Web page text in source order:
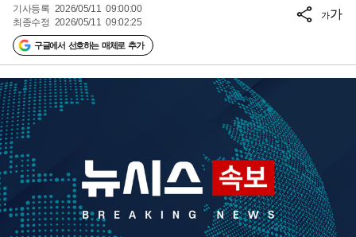
기사등록 2026/05/11 09:00:00
최종수정 2026/05/11 09:02:25
구글에서 선호하는 매체로 추가
가가